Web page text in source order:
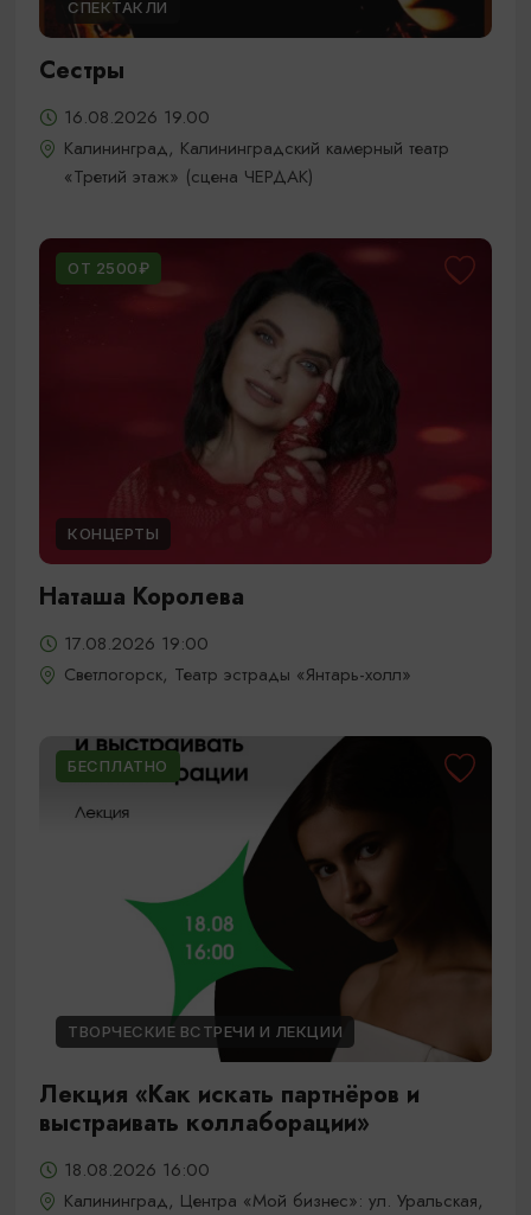
СПЕКТАКЛИ
Сестры
16.08.2026 19.00
Калининград, Калининградский камерный театр
«Третий этаж» (сцена ЧЕРДАК)
ОТ 2500₽
КОНЦЕРТЫ
Наташа Королева
17.08.2026 19:00
Светлогорск, Театр эстрады «Янтарь-холл»
БЕСПЛАТНО
ТВОРЧЕСКИЕ ВСТРЕЧИ И ЛЕКЦИИ
Лекция «Как искать партнёров и
выстраивать коллаборации»
18.08.2026 16:00
Калининград, Центра «Мой бизнес»: ул. Уральская,